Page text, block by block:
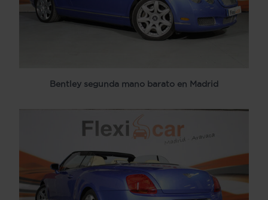
Bentley segunda mano barato en Madrid